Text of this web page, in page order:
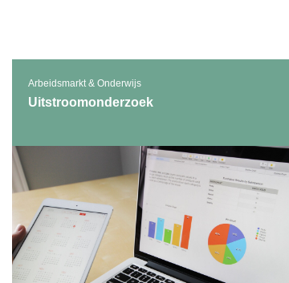
Arbeidsmarkt & Onderwijs
Uitstroomonderzoek